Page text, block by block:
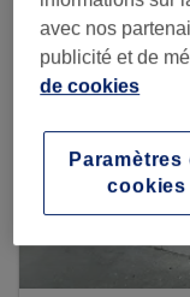
avec nos
publicité et de
de cookies
Paramètres
cookies